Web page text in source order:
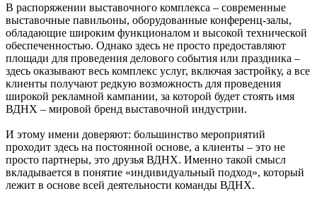
В распоряжении выставочного комплекса – современные
выставочные павильоны, оборудованные конференц-залы,
обладающие широким функционалом и высокой технической
обеспеченностью. Однако здесь не просто предоставляют
площади для проведения делового события или праздника –
здесь оказывают весь комплекс услуг, включая застройку, а все
клиенты получают редкую возможность для проведения
широкой рекламной кампании, за которой будет стоять имя
ВДНХ – мировой бренд выставочной индустрии.
И этому имени доверяют: большинство мероприятий
проходит здесь на постоянной основе, а клиенты – это не
просто партнеры, это друзья ВДНХ. Именно такой смысл
вкладывается в понятие «индивидуальный подход», который
лежит в основе всей деятельности команды ВДНХ.